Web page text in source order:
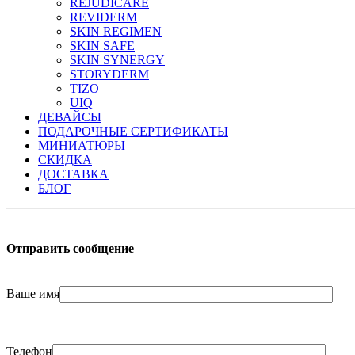
REJUDICARE
REVIDERM
SKIN REGIMEN
SKIN SAFE
SKIN SYNERGY
STORYDERM
TIZO
UIQ
ДЕВАЙСЫ
ПОДАРОЧНЫЕ СЕРТИФИКАТЫ
МИНИАТЮРЫ
СКИДКА
ДОСТАВКА
БЛОГ
Отправить сообщение
Ваше имя
Телефон